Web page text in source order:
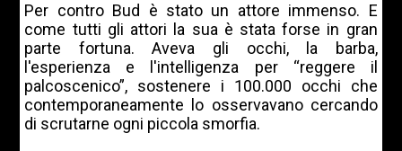
Per contro Bud è stato un attore immenso. E
come tutti gli attori la sua è stata forse in gran
parte fortuna. Aveva gli occhi, la barba,
l'esperienza e l'intelligenza per “reggere il
palcoscenico”, sostenere i 100.000 occhi che
contemporaneamente lo osservavano cercando
di scrutarne ogni piccola smorfia.